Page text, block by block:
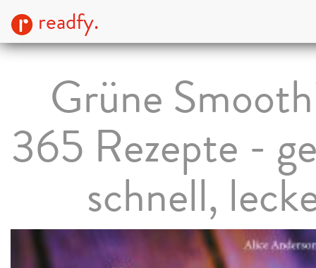
readfy.
Grüne
365 Rezepte -
schnell,